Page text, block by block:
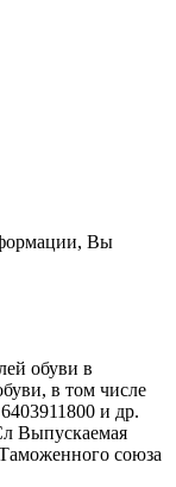
Вы
обуви в
в том числе
и др.
Выпускаемая
союза